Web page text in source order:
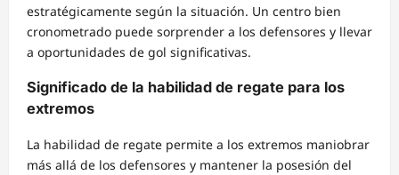
estratégicamente según la situación. Un centro bien
cronometrado puede sorprender a los defensores y llevar
a oportunidades de gol significativas.
Significado de la habilidad de regate para los
extremos
La habilidad de regate permite a los extremos maniobrar
más allá de los defensores y mantener la posesión del